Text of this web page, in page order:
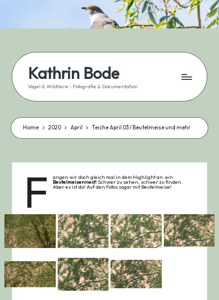
content
Kathrin Bode
Vögel & Wildtiere - Fotografie & Dokumentation
Home 2020 April Teiche April 03 / Beutelmeise und mehr
F angen wir doch gleich mal in dem Highlight an: ein
Beutelmeisennest! Schwer zu sehen, schwer zu finden.
Aber es ist da! Auf den Fotos sogar mit Beutelmeise!